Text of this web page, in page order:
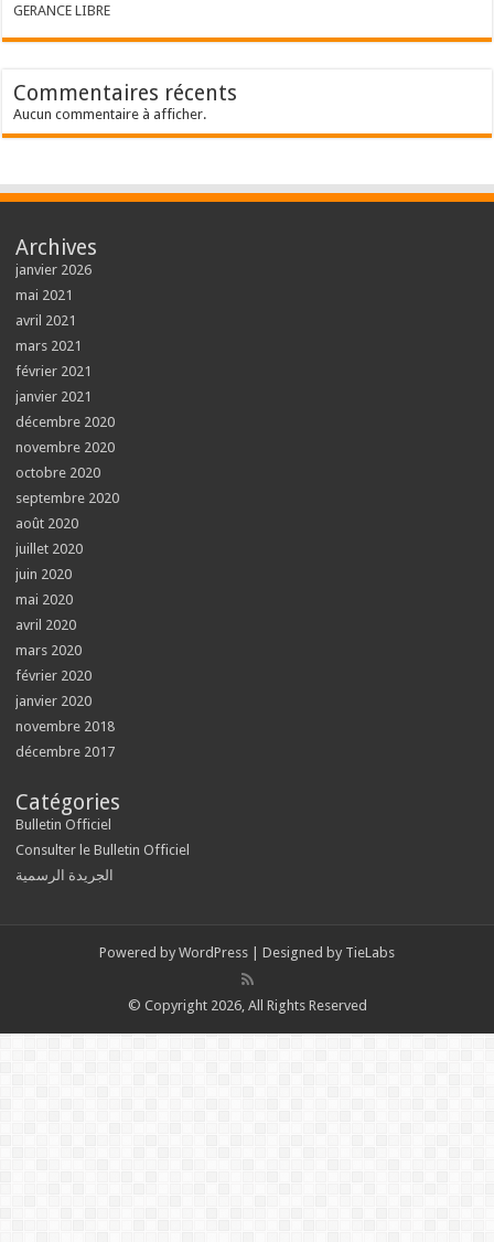
GERANCE LIBRE
Commentaires récents
Aucun commentaire à afficher.
Archives
janvier 2026
mai 2021
avril 2021
mars 2021
février 2021
janvier 2021
décembre 2020
novembre 2020
octobre 2020
septembre 2020
août 2020
juillet 2020
juin 2020
mai 2020
avril 2020
mars 2020
février 2020
janvier 2020
novembre 2018
décembre 2017
Catégories
Bulletin Officiel
Consulter le Bulletin Officiel
الجريدة الرسمية
Powered by WordPress | Designed by TieLabs
© Copyright 2026, All Rights Reserved